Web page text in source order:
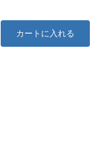
カートに入れる